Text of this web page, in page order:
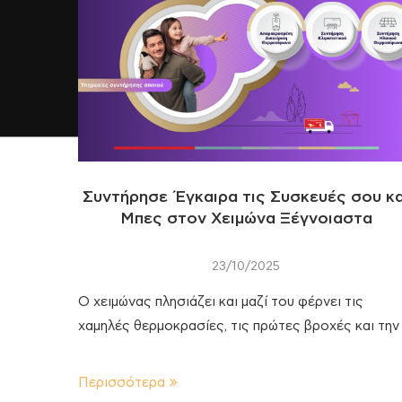
Συντήρησε Έγκαιρα τις Συσκευές σου
Μπες στον Χειμώνα Ξέγνοιαστα
23/10/2025
Ο χειμώνας πλησιάζει και μαζί του φέρνει τις
χαμηλές θερμοκρασίες, τις πρώτες βροχές και
Περισσότερα